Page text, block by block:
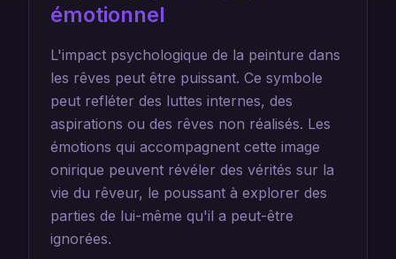
émotionnel
L'impact psychologique de la peinture dans
les rêves peut être puissant. Ce symbole
peut refléter des luttes internes, des
aspirations ou des rêves non réalisés. Les
émotions qui accompagnent cette image
onirique peuvent révéler des vérités sur la
vie du rêveur, le poussant à explorer des
parties de lui-même qu'il a peut-être
ignorées.